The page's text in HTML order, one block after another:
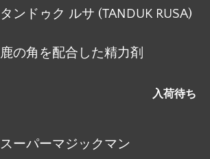
タンドゥク ルサ (TANDUK RUSA)
鹿の角を配合した精力剤
入荷待ち
スーパーマジックマン